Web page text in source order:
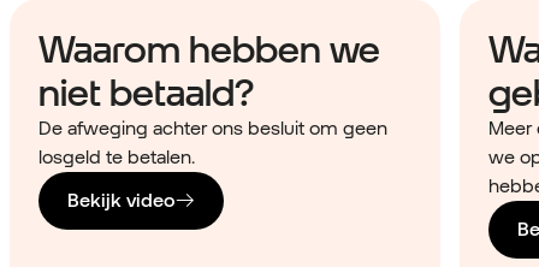
Waarom hebben we
niet betaald?
De afweging achter ons besluit om geen
losgeld te betalen.
Bekijk video
Meer
we